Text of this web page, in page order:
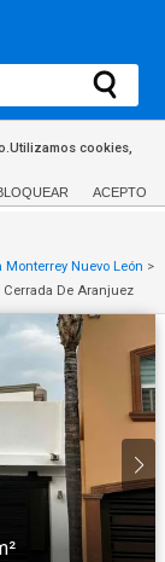
cookies,
ACEPTO
Monterrey Nuevo León >
Cerrada De Aranjuez